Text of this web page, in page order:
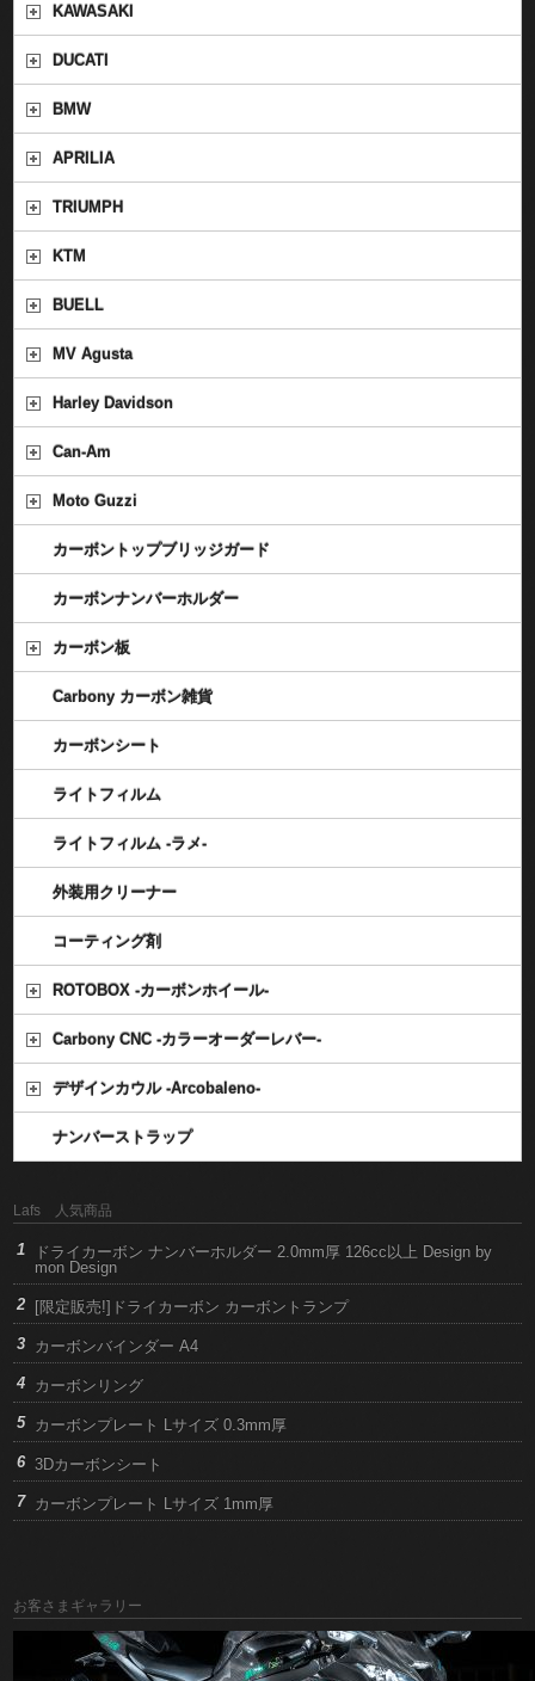
KAWASAKI
DUCATI
BMW
APRILIA
TRIUMPH
KTM
BUELL
MV Agusta
Harley Davidson
Can-Am
Moto Guzzi
カーボントップブリッジガード
カーボンナンバーホルダー
カーボン板
Carbony カーボン雑貨
カーボンシート
ライトフィルム
ライトフィルム -ラメ-
外装用クリーナー
コーティング剤
ROTOBOX -カーボンホイール-
Carbony CNC -カラーオーダーレバー-
デザインカウル -Arcobaleno-
ナンバーストラップ
Lafs 人気商品
ドライカーボン ナンバーホルダー 2.0mm厚 126cc以上 Design by
mon Design
[限定販売!]ドライカーボン カーボントランプ
カーボンバインダー A4
カーボンリング
カーボンプレート Lサイズ 0.3mm厚
3Dカーボンシート
カーボンプレート Lサイズ 1mm厚
お客さまギャラリー